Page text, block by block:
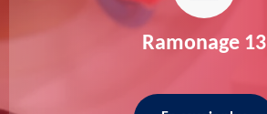
Ramonage 13